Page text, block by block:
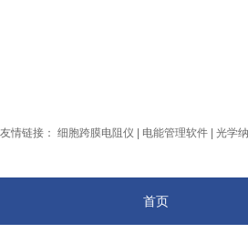
友情链接： 细胞跨膜电阻仪 电能管理软件 光学
首页